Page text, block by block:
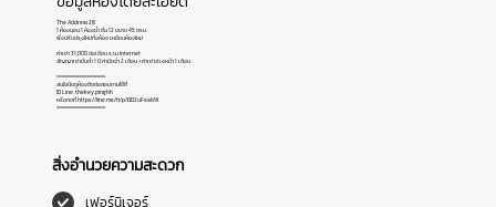
The Address 28
1 ห้องนอน 1 ห้องน้ำ ชั้น 12 ขนาด 45 ตรม.
พึ่งปรับปรุงใหม่ทั้งห้อง เหมือนห้องใหม่
ค่าเช่า 31,000 ต่อเดือน รวม internet
สัญญาเช่าขั้นต่ำ 1 ปี ค่ามัดจำ 2 เดือน + ค่าเช่าล่วงหน้า 1 เดือน
======================
สนใจนัดดูห้องติดต่อสอบถามได้ที่
ID Line: thekey.pinghh
หรือกดที่https://line.me/ti/p/DD2uFeab9l
======================
สิ่งอำนวยความสะดวก
เฟอร์นิเจอร์